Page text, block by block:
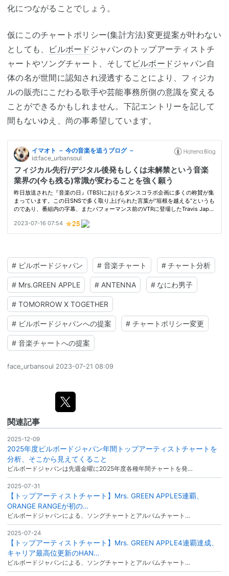
化につながることでしょう。
仮にこのチャートポリシー(集計方法)変更提案が叶わない
としても、
ビルボード ジャパンのトップアーティストチ
ャートやソングチャート、そして ビルボード ジャパン自
体の名が世間に認知され浸透することにより、フィジカ
ルの販売にこだわる歌手や芸能事務所側の意識を変える
ことができるかもしれません。下記エントリーを記して
間もないゆえ、尚の事希望しています。
# ビルボードジャパン # 音楽チャート # チャート分析
# Mrs.GREEN APPLE # ANTENNA # なにわ男子
# TOMORROW X TOGETHER
# ビルボードジャパンへの提案 # チャートポリシー変更
# 音楽チャートへの提案
face_urbansoul 2023-07-21 08:09
関連記事
2025-12-09
2025年度ビルボードジャパン年間トップアーティストチャートを
分析、そこから見えてくること
ビルボードジャパンは先週金曜に2025年度各種年間チャートを発…
2025-07-31
【トップアーティストチャート】Mrs. GREEN APPLE5連覇、
ORANGE RANGEが初の…
ビルボードジャパンによる、ソングチャートとアルバムチャート…
2025-07-24
【トップアーティストチャート】Mrs. GREEN APPLE4連覇達成、
キャリア最高位更新のHAN…
ビルボードジャパンによる、ソングチャートとアルバムチャート…